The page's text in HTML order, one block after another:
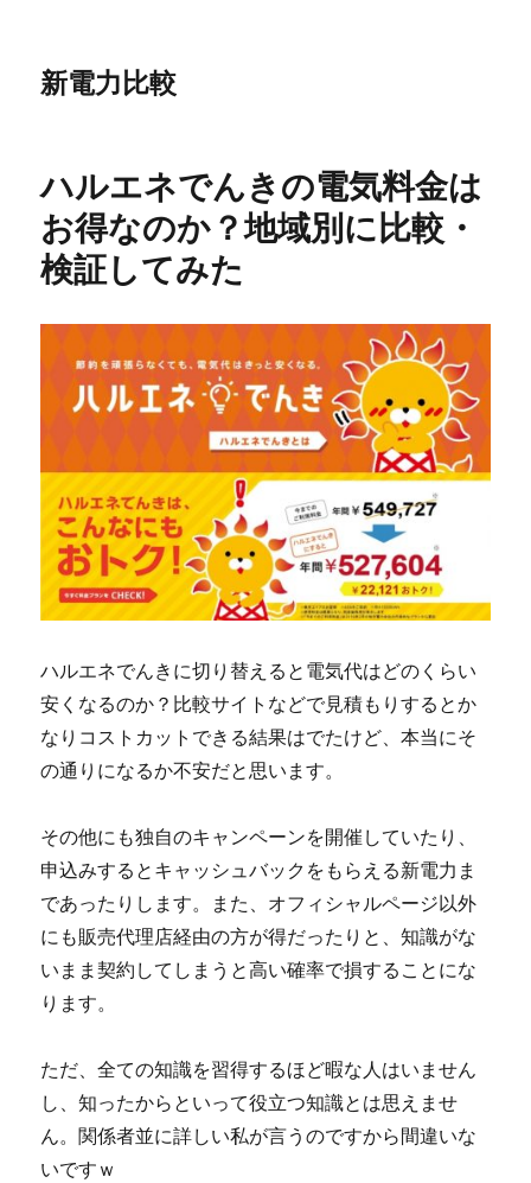
新電力比較
ハルエネでんきの電気料金は
お得なのか？地域別に比較・
検証してみた
ハルエネでんきに切り替えると電気代はどのくらい
安くなるのか？比較サイトなどで見積もりするとか
なりコストカットできる結果はでたけど、本当にそ
の通りになるか不安だと思います。
その他にも独自のキャンペーンを開催していたり、
申込みするとキャッシュバックをもらえる新電力ま
であったりします。また、オフィシャルページ以外
にも販売代理店経由の方が得だったりと、知識がな
いまま契約してしまうと高い確率で損することにな
ります。
ただ、全ての知識を習得するほど暇な人はいません
し、知ったからといって役立つ知識とは思えませ
ん。関係者並に詳しい私が言うのですから間違いな
いですｗ